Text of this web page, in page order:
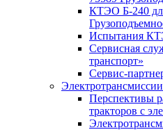
КТЭО Б-240
Испытания
Сервисная
транспорт»
Сервис-
Перспективы
тракторов с